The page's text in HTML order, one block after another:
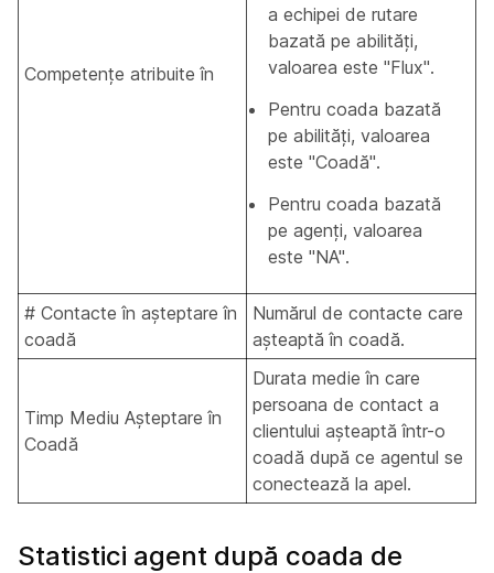
Competențe atribuite în
a echipei de rutare
bazată pe abilități,
valoarea este "Flux".
Pentru coada bazată
pe abilități, valoarea
este "Coadă".
Pentru coada bazată
pe agenți, valoarea
este "NA".
# Contacte în așteptare în
coadă
Numărul de contacte care
așteaptă în coadă.
Timp Mediu Așteptare în
Coadă
Durata medie în care
persoana de contact a
clientului așteaptă într-o
coadă după ce agentul se
conectează la apel.
Statistici agent după coada de